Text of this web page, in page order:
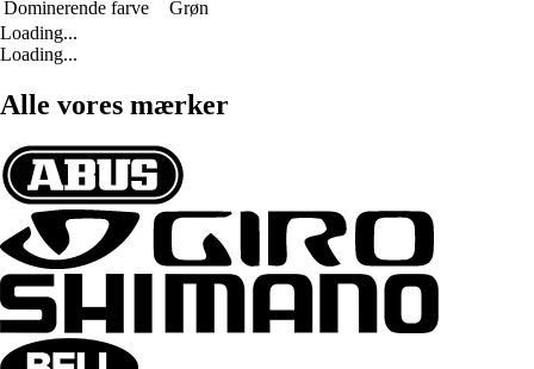
Dominerende farve
Grøn
Loading...
Loading...
Alle vores mærker